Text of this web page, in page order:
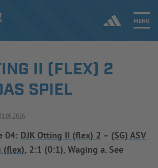
MENÜ
Jetzt einloggen
VERBANDSLEBEN
II (FLEX) 2
SPIEL
04: DJK Otting II (flex) 2 – (SG) ASV
(flex), 2:1 (0:1), Waging a. See